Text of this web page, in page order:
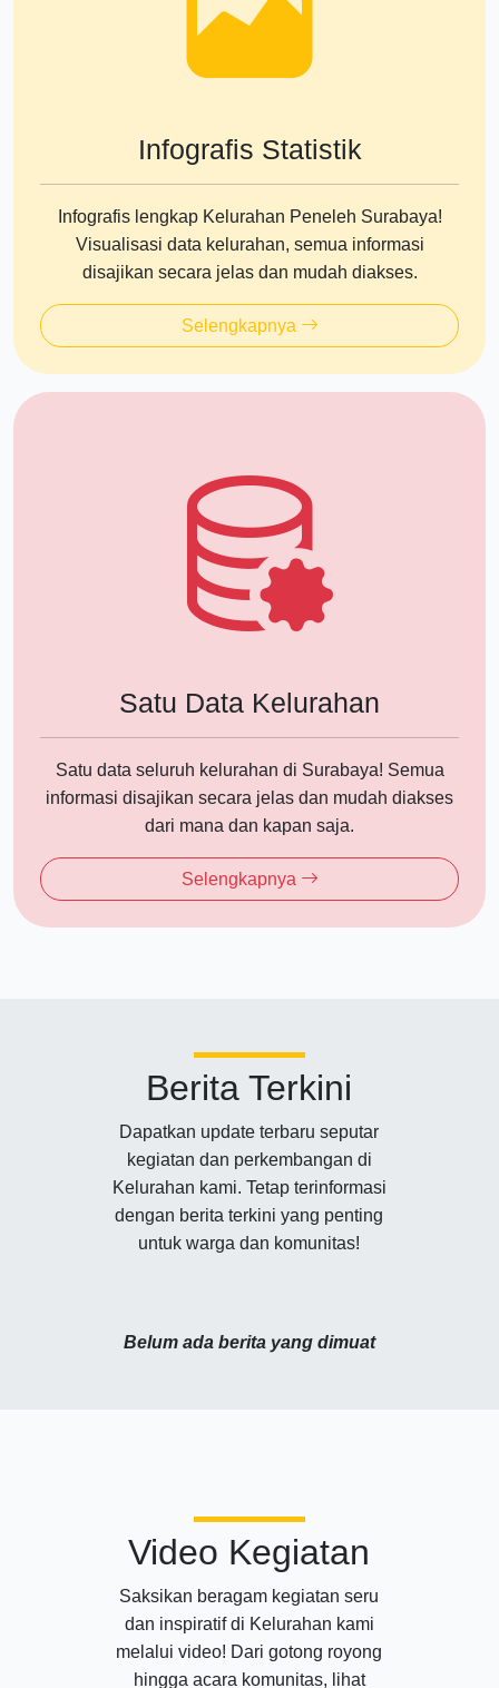
Infografis Statistik
Infografis lengkap Kelurahan Peneleh Surabaya!
Visualisasi data kelurahan, semua informasi
disajikan secara jelas dan mudah diakses.
Selengkapnya
Satu Data Kelurahan
Satu data seluruh kelurahan di Surabaya! Semua
informasi disajikan secara jelas dan mudah diakses
dari mana dan kapan saja.
Selengkapnya
Berita Terkini
Dapatkan update terbaru seputar
kegiatan dan perkembangan di
Kelurahan kami. Tetap terinformasi
dengan berita terkini yang penting
untuk warga dan komunitas!
Belum ada berita yang dimuat
Video Kegiatan
Saksikan beragam kegiatan seru
dan inspiratif di Kelurahan kami
melalui video! Dari gotong royong
hingga acara komunitas, lihat